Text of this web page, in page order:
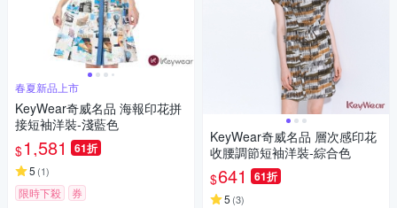
春夏新品上市
KeyWear奇威名品 海報印花拼
接短袖洋裝-淺藍色
$1,581 61折
5 (1)
限時下殺 券
KeyWear奇威名品 層次感印花
收腰調節短袖洋裝-綜合色
$641 61折
5 (3)